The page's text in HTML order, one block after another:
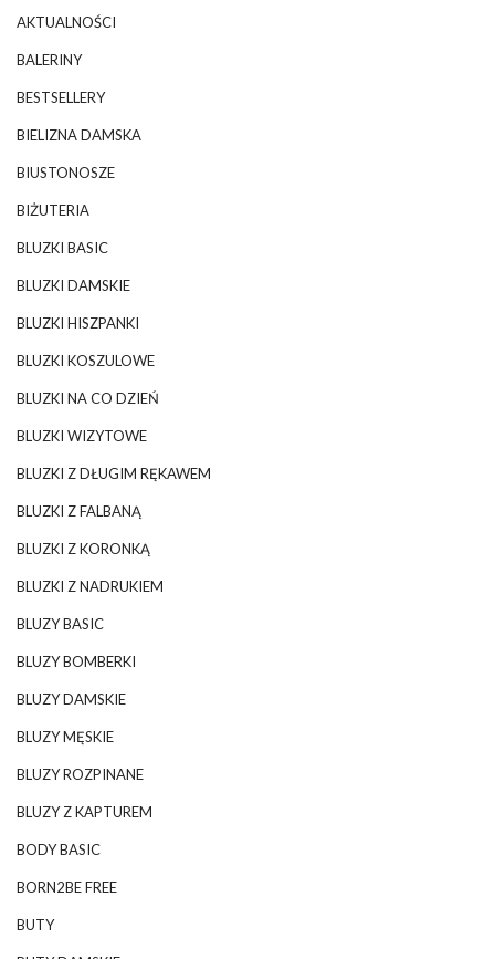
AKTUALNOŚCI
BALERINY
BESTSELLERY
BIELIZNA DAMSKA
BIUSTONOSZE
BIŻUTERIA
BLUZKI BASIC
BLUZKI DAMSKIE
BLUZKI HISZPANKI
BLUZKI KOSZULOWE
BLUZKI NA CO DZIEŃ
BLUZKI WIZYTOWE
BLUZKI Z DŁUGIM RĘKAWEM
BLUZKI Z FALBANĄ
BLUZKI Z KORONKĄ
BLUZKI Z NADRUKIEM
BLUZY BASIC
BLUZY BOMBERKI
BLUZY DAMSKIE
BLUZY MĘSKIE
BLUZY ROZPINANE
BLUZY Z KAPTUREM
BODY BASIC
BORN2BE FREE
BUTY